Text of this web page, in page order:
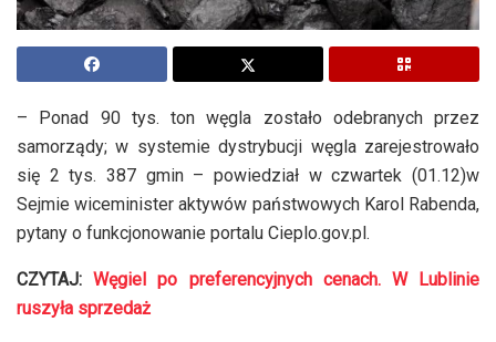
– Ponad 90 tys. ton węgla zostało odebranych przez
samorządy; w systemie dystrybucji węgla zarejestrowało
się 2 tys. 387 gmin – powiedział w czwartek (01.12)w
Sejmie wiceminister aktywów państwowych Karol Rabenda,
pytany o funkcjonowanie portalu Cieplo.gov.pl.
CZYTAJ:Węgiel po preferencyjnych cenach. W Lublinie
ruszyła sprzedaż